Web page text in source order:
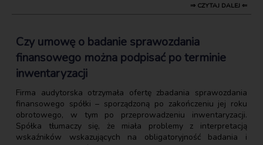
⇒ CZYTAJ DALEJ ⇐
Czy umowę o badanie sprawozdania
finansowego można podpisać po terminie
inwentaryzacji
Firma audytorska otrzymała ofertę zbadania sprawozdania
finansowego spółki – sporządzoną po zakończeniu jej roku
obrotowego, w tym po przeprowadzeniu inwentaryzacji.
Spółka tłumaczy się, że miała problemy z interpretacją
wskaźników wskazujących na obligatoryjność badania i